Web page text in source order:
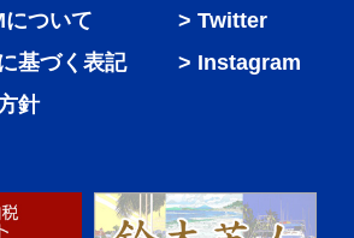
ついて
基づく表記
針
Twitter
Instagram